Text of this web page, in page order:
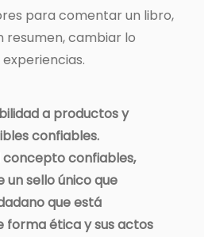
para comentar un libro,
resumen, cambiar lo
a productos y
confiables.
concepto confiables,
un sello único que
que está
forma ética y sus actos